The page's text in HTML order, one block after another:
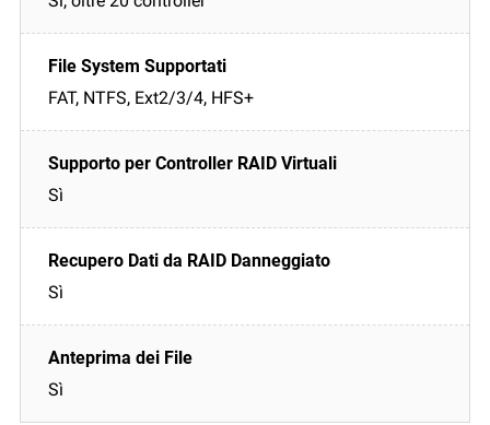
FAT, NTFS, Ext2/3/4, HFS+
Sì
Sì
Sì